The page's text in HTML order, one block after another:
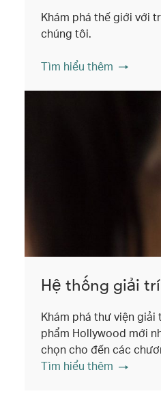
Khám phá thế giới với
chúng tôi.
Tìm hiểu thêm
Hệ thống giải
Khám phá thư viện
phẩm Hollywood mới
chọn cho đến các
Tìm hiểu thêm